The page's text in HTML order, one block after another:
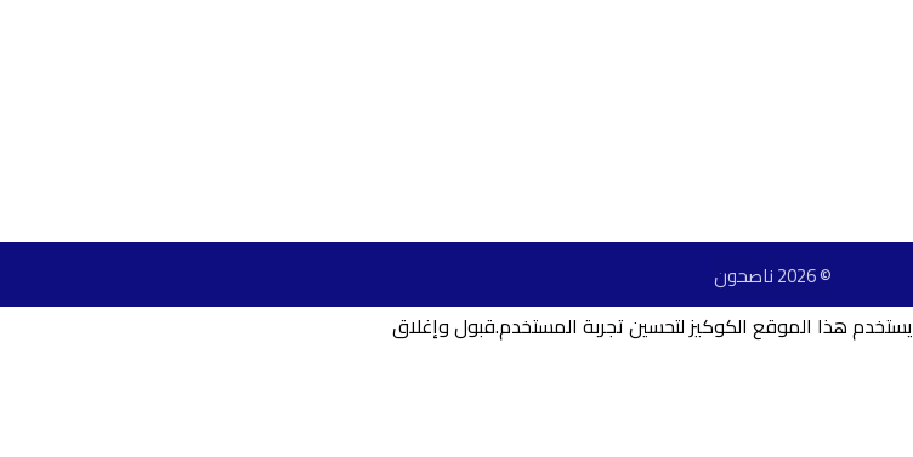
© 2026 ناصحون
يستخدم هذا الموقع الكوكيز لتحسين تجربة المستخدم.قبول وإغلاق